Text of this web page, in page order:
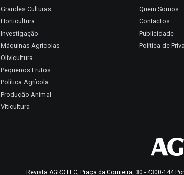
Grandes Culturas
Horticultura
Investigação
Máquinas Agrícolas
Olivicultura
Pequenos Frutos
Política Agrícola
Produção Animal
Viticultura
Quem Somos
Contactos
Publicidade
Política de
Revista AGROTEC, Praça da Corujeira, 30 - 4300-144